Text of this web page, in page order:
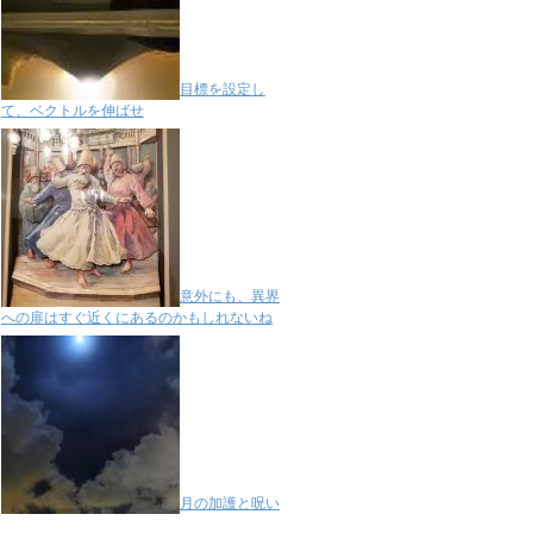
目標を設定し
て、ベクトルを伸ばせ
意外にも、異界
への扉はすぐ近くにあるのかもしれないね
月の加護と呪い